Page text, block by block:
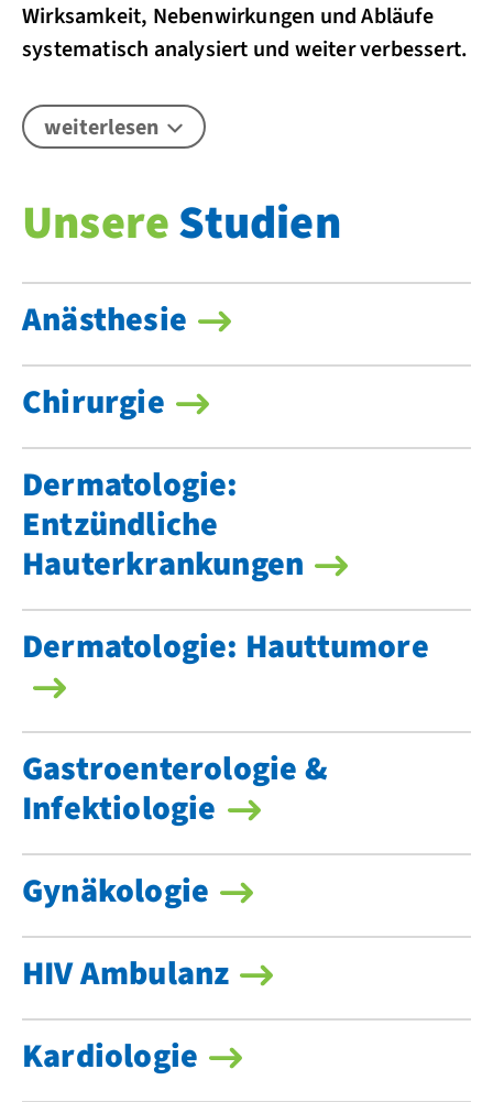
Wirksamkeit, Nebenwirkungen und Abläufe
systematisch analysiert und weiter verbessert.
weiterlesen
UnsereStudien
Anästhesie
Chirurgie
Dermatologie:
Entzündliche
Hauterkrankungen
Dermatologie: Hauttumore
Gastroenterologie &
Infektiologie
Gynäkologie
HIV Ambulanz
Kardiologie